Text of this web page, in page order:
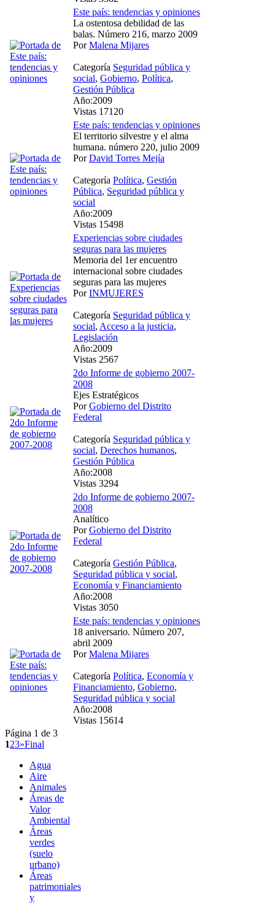
Este país: tendencias y opiniones
La ostentosa debilidad de las
balas. Número 216, marzo 2009
PorMalena Mijares
Categoría Seguridad pública y
social, Gobierno, Política,
Gestión Pública
Año:2009
Vistas 17120
Este país: tendencias y opiniones
El territorio silvestre y el alma
humana. número 220, julio 2009
PorDavid Torres Mejía
Categoría Política, Gestión
Pública, Seguridad pública y
social
Año:2009
Vistas 15498
Experiencias sobre ciudades
seguras para las mujeres
Memoria del 1er encuentro
internacional sobre ciudades
seguras para las mujeres
PorINMUJERES
Categoría Seguridad pública y
social, Acceso a la justicia,
Legislación
Año:2009
Vistas 2567
2do Informe de gobierno 2007-
2008
Ejes Estratégicos
PorGobierno del Distrito
Federal
Categoría Seguridad pública y
social, Derechos humanos,
Gestión Pública
Año:2008
Vistas 3294
2do Informe de gobierno 2007-
2008
Analítico
PorGobierno del Distrito
Federal
Categoría Gestión Pública,
Seguridad pública y social,
Economía y Financiamiento
Año:2008
Vistas 3050
Este país: tendencias y opiniones
18 aniversario. Número 207,
abril 2009
PorMalena Mijares
Categoría Política, Economía y
Financiamiento, Gobierno,
Seguridad pública y social
Año:2008
Vistas 15614
Página 1 de 3
123»Final
Agua
Aire
Animales
Áreas de
Valor
Ambiental
Áreas
verdes
(suelo
urbano)
Áreas
patrimoniales
y